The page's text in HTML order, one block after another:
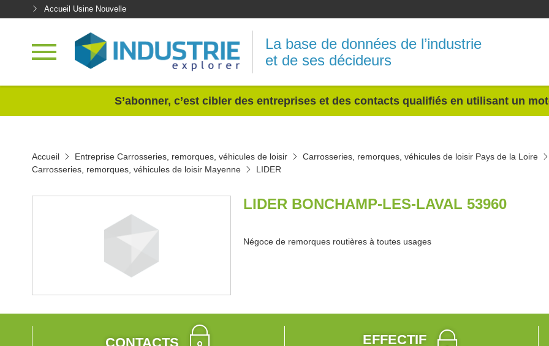
Accueil Usine Nouvelle
La base de données de l’industrie
et de ses décideurs
S’abonner, c’est cibler des entreprises et des contacts qualifiés en utilisant un
Accueil Entreprise Carrosseries, remorques, véhicules de loisir
Carrosseries, remorques, véhicules de loisir Pays de la Loire
Carrosseries, remorques, véhicules de loisir Mayenne
LIDER
LIDER BONCHAMP-LES-LAVAL 53960
Négoce de remorques routières à toutes usages
CONTACTS
EFFECTIF